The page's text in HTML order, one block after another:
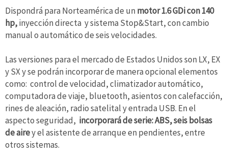
Dispondrá para Norteamérica de un motor 1.6 GDi con 140
hp,inyección directa y sistema Stop&Start, con cambio
manual o automático de seis velocidades.
Las versiones para el mercado de Estados Unidos son LX, EX
y SX y se podrán incorporar de manera opcional elementos
como: control de velocidad, climatizador automático,
computadora de viaje, bluetooth, asientos con calefacción,
rines de aleación, radio satelital y entrada USB. En el
aspecto seguridad, incorporará de serie: ABS, seis bolsas
de airey el asistente de arranque en pendientes, entre
otros sistemas.